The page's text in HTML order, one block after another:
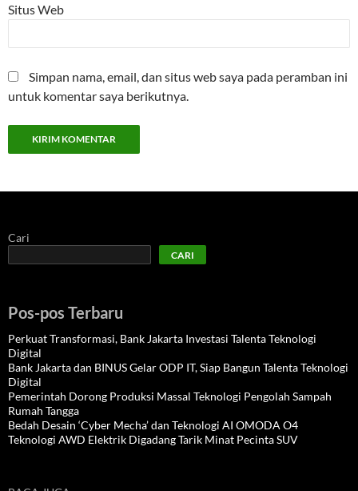
Situs Web
Simpan nama, email, dan situs web saya pada peramban ini
untuk komentar saya berikutnya.
Cari
CARI
Pos-pos Terbaru
Perkuat Transformasi, Bank Jakarta Investasi Talenta Teknologi
Digital
Bank Jakarta dan BINUS Gelar ODP IT, Siap Bangun Talenta Teknologi
Digital
Pemerintah Dorong Produksi Massal Teknologi Pengolah Sampah
Rumah Tangga
Bedah Desain ‘Cyber Mecha’ dan Teknologi AI OMODA O4
Teknologi AWD Elektrik Digadang Tarik Minat Pecinta SUV